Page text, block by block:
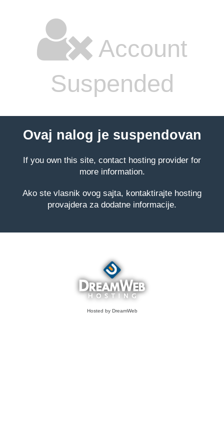
Account
Suspended
Ovaj nalog je suspendovan
If you own this site, contact hosting provider for
more information.
Ako ste vlasnik ovog sajta, kontaktirajte hosting
provajdera za dodatne informacije.
Hosted by DreamWeb